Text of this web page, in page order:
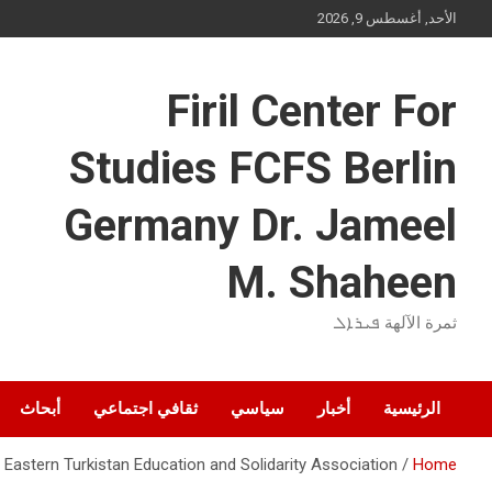
to
الأحد, أغسطس 9, 2026
Firil Center For
Studies FCFS Berlin
Germany Dr. Jameel
M. Shaheen
ثمرة الآلهة ܦܝܪܐܠ
الرئيسية أخبار سياسي ثقافي اجتماعي أبحاث
Home
Eastern Turkistan Education and Solidarity Association